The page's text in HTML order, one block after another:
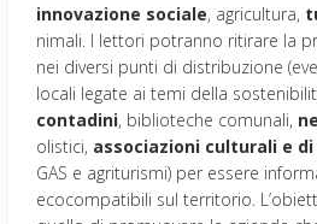
innovazione sociale, agricultura,
nimali. I lettori potranno ritirare la
nei diversi punti di distribuzione
locali legate ai temi della
contadini, biblioteche comunali,
olistici, associazioni culturali e
GAS e agriturismi) per essere
ecocompatibili sul territorio.